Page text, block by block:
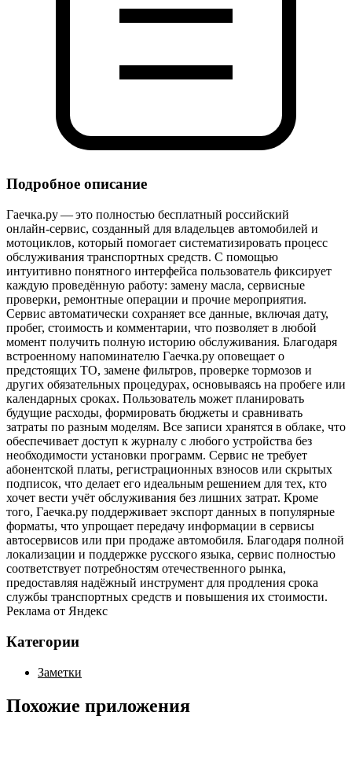
Подробное описание
Гаечка.ру — это полностью бесплатный российский
онлайн‑сервис, созданный для владельцев автомобилей и
мотоциклов, который помогает систематизировать процесс
обслуживания транспортных средств. С помощью
интуитивно понятного интерфейса пользователь фиксирует
каждую проведённую работу: замену масла, сервисные
проверки, ремонтные операции и прочие мероприятия.
Сервис автоматически сохраняет все данные, включая дату,
пробег, стоимость и комментарии, что позволяет в любой
момент получить полную историю обслуживания. Благодаря
встроенному напоминателю Гаечка.ру оповещает о
предстоящих ТО, замене фильтров, проверке тормозов и
других обязательных процедурах, основываясь на пробеге или
календарных сроках. Пользователь может планировать
будущие расходы, формировать бюджеты и сравнивать
затраты по разным моделям. Все записи хранятся в облаке, что
обеспечивает доступ к журналу с любого устройства без
необходимости установки программ. Сервис не требует
абонентской платы, регистрационных взносов или скрытых
подписок, что делает его идеальным решением для тех, кто
хочет вести учёт обслуживания без лишних затрат. Кроме
того, Гаечка.ру поддерживает экспорт данных в популярные
форматы, что упрощает передачу информации в сервисы
автосервисов или при продаже автомобиля. Благодаря полной
локализации и поддержке русского языка, сервис полностью
соответствует потребностям отечественного рынка,
предоставляя надёжный инструмент для продления срока
службы транспортных средств и повышения их стоимости.
Реклама от Яндекс
Категории
Заметки
Похожие приложения